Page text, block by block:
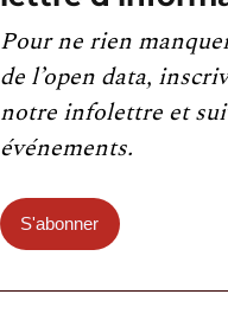
Pour ne rien
de l’open data,
notre infolettre et
événements.
S'abonner